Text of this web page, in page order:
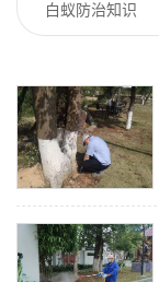
白蚁防治知识